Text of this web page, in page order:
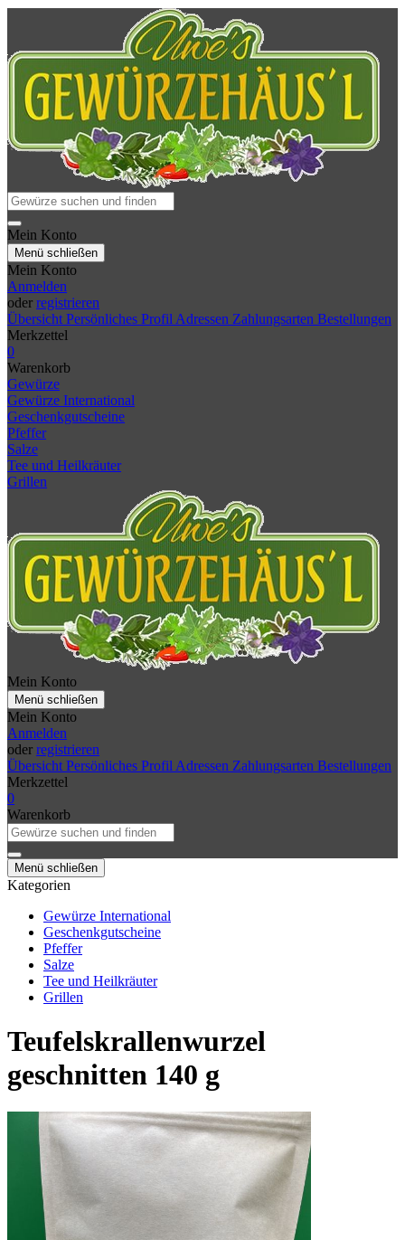
Mein Konto
Menü schließen
Mein Konto
Anmelden
oder registrieren
Übersicht Persönliches Profil Adressen Zahlungsarten Bestellungen
Merkzettel
0
Warenkorb
Gewürze
Gewürze International
Geschenkgutscheine
Pfeffer
Salze
Tee und Heilkräuter
Grillen
Mein Konto
Menü schließen
Mein Konto
Anmelden
oder registrieren
Übersicht Persönliches Profil Adressen Zahlungsarten Bestellungen
Merkzettel
0
Warenkorb
Menü schließen
Kategorien
Gewürze International
Geschenkgutscheine
Pfeffer
Salze
Tee und Heilkräuter
Grillen
Teufelskrallenwurzel
geschnitten 140 g